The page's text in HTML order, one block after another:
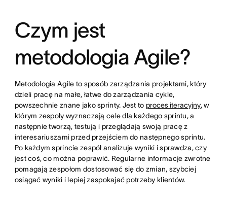
Czym jest
metodologia Agile?
Metodologia Agile to sposób zarządzania projektami, który
dzieli pracę na małe, łatwe do zarządzania cykle,
powszechnie znane jako sprinty. Jest to proces iteracyjny, w
którym zespoły wyznaczają cele dla każdego sprintu, a
następnie tworzą, testują i przeglądają swoją pracę z
interesariuszami przed przejściem do następnego sprintu.
Po każdym sprincie zespół analizuje wyniki i sprawdza, czy
jest coś, co można poprawić. Regularne informacje zwrotne
pomagają zespołom dostosować się do zmian, szybciej
osiągać wyniki i lepiej zaspokajać potrzeby klientów.